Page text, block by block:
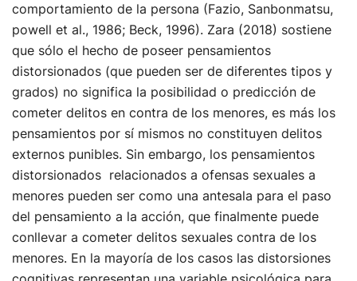
comportamiento de la persona (Fazio, Sanbonmatsu,
powell et al., 1986; Beck, 1996). Zara (2018) sostiene
que sólo el hecho de poseer pensamientos
distorsionados (que pueden ser de diferentes tipos y
grados) no significa la posibilidad o predicción de
cometer delitos en contra de los menores, es más los
pensamientos por sí mismos no constituyen delitos
externos punibles. Sin embargo, los pensamientos
distorsionados relacionados a ofensas sexuales a
menores pueden ser como una antesala para el paso
del pensamiento a la acción, que finalmente puede
conllevar a cometer delitos sexuales contra de los
menores. En la mayoría de los casos las distorsiones